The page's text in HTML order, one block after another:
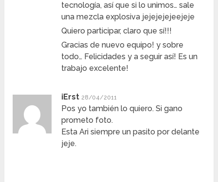
tecnología, así que si lo unimos… sale
una mezcla explosiva jejejejejeejeje
Quiero participar, claro que sí!!!
Gracias de nuevo equipo! y sobre
todo… Felicidades y a seguir así! Es un
trabajo excelente!
iErst 28/04/2011
Pos yo también lo quiero. Si gano
prometo foto.
Esta Ari siempre un pasito por delante
jeje.